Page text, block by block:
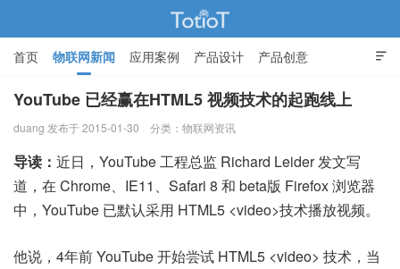

首页 物联网新闻 应用案例 产品设计 产品创意
智能家居
YouTube 已经赢在HTML5 视频技术的起跑线上
duang 发布于 2015-01-30 分类： 物联网资讯
导读： 近日，YouTube 工程总监 Richard Leider 发文写
道，在 Chrome、IE11、Safari 8 和 beta版 Firefox 浏览器
中，YouTube 已默认采用 HTML5 <video>技术播放视频。
他说，4年前 YouTube 开始尝试 HTML5 <video> 技术，当